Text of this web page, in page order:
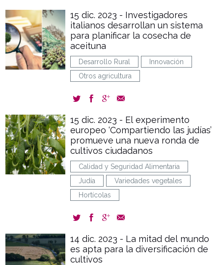
15 dic. 2023 - Investigadores
italianos desarrollan un sistema
para planificar la cosecha de
aceituna
Desarrollo Rural
Innovación
Otros agricultura
15 dic. 2023 - El experimento
europeo ‘Compartiendo las judías’
promueve una nueva ronda de
cultivos ciudadanos
Calidad y Seguridad Alimentaria
Judía
Variedades vegetales
Hortícolas
14 dic. 2023 - La mitad del mundo
es apta para la diversificación de
cultivos